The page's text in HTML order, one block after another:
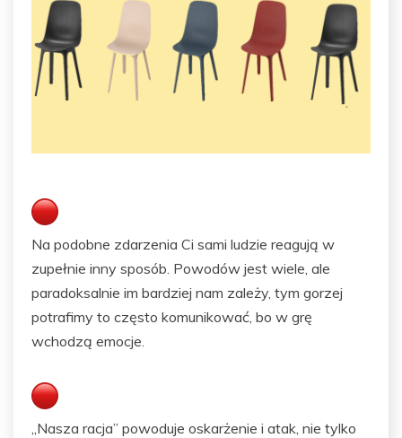
Na podobne zdarzenia Ci sami ludzie reagują w
zupełnie inny sposób. Powodów jest wiele, ale
paradoksalnie im bardziej nam zależy, tym gorzej
potrafimy to często komunikować, bo w grę
wchodzą emocje.
„Nasza racja” powoduje oskarżenie i atak, nie tylko